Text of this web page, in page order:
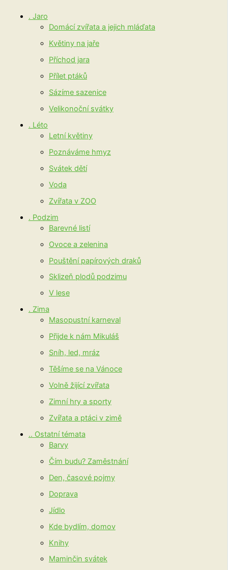
. Jaro
Domácí zvířata a jejich mláďata
Květiny na jaře
Příchod jara
Přílet ptáků
Sázíme sazenice
Velikonoční svátky
. Léto
Letní květiny
Poznáváme hmyz
Svátek dětí
Voda
Zvířata v ZOO
. Podzim
Barevné listí
Ovoce a zelenina
Pouštění papírových draků
Sklizeň plodů podzimu
V lese
. Zima
Masopustní karneval
Přijde k nám Mikuláš
Sníh, led, mráz
Těšíme se na Vánoce
Volně žijící zvířata
Zimní hry a sporty
Zvířata a ptáci v zimě
.. Ostatní témata
Barvy
Čím budu? Zaměstnání
Den, časové pojmy
Doprava
Jídlo
Kde bydlím, domov
Knihy
Maminčin svátek